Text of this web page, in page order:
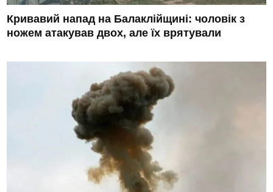
Кривавий напад на Балаклійщині: чоловік з
ножем атакував двох, але їх врятували